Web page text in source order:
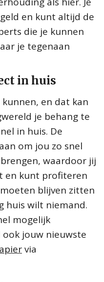
en kunt altijd de
die je kunnen
je tegenaan
in huis
en dat kan
je behang te
in huis. De
om jou zo snel
waardoor jij
en kunt profiteren
blijven zitten
huis wilt niemand.
mogelijk
jouw nieuwste
via